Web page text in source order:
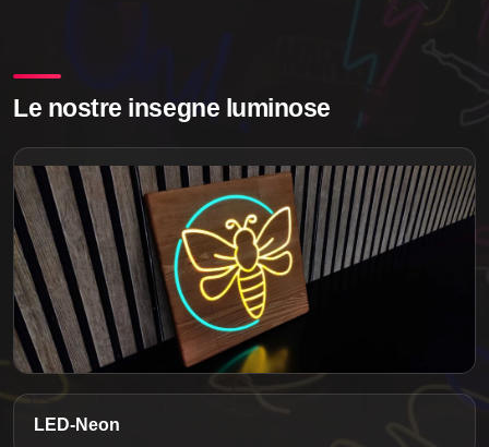
Le nostre insegne luminose
LED-Neon